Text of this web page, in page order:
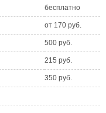
бесплатно
от 170 руб.
500 руб.
215 руб.
350 руб.